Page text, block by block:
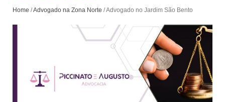
Home /Advogado na Zona Norte / Advogado no Jardim São Bento